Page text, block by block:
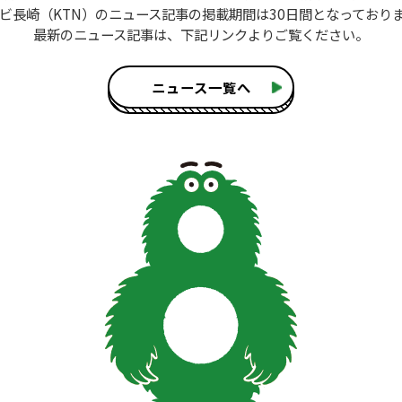
長崎（KTN）のニュース記事の掲載期間は30日間となっており
最新のニュース記事は、 下記リンクよりご覧ください。
ニュース一覧へ